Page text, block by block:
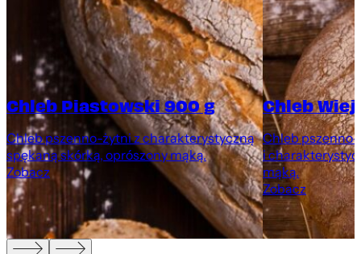
Chleb Piastowski 900 g
Chleb pszenno-żytni z charakterystyczną
spękaną skórką, oprószony mąką.
Zobacz
Chleb
Chleb pszenno-
i
mąką.
Zobacz